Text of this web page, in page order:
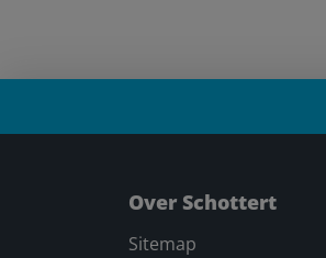
Over Schottert
Sitemap